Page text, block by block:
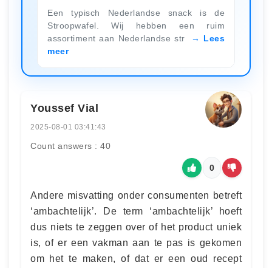
Een typisch Nederlandse snack is de
Stroopwafel. Wij hebben een ruim
assortiment aan Nederlandse str
Lees
meer
Youssef Vial
2025-08-01 03:41:43
Count answers : 40
0
Andere misvatting onder consumenten betreft
‘ambachtelijk’. De term ‘ambachtelijk’ hoeft
dus niets te zeggen over of het product uniek
is, of er een vakman aan te pas is gekomen
om het te maken, of dat er een oud recept